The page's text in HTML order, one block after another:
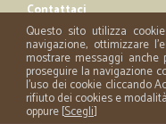
Contattaci
Questo sito utilizza
navigazione, ottimizzare
mostrare messaggi anche
proseguire la navigazione
l'uso dei cookie cliccando
rifiuto dei cookies e
oppure [Scegli]